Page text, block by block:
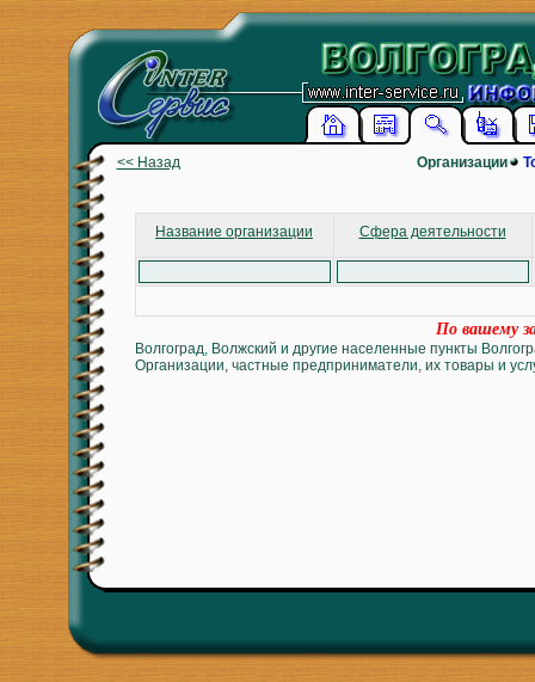
<< Назад Организации
Название организации Сфера деятельности
По вашему
Волгоград, Волжский и другие населенные пункты
Организации, частные предприниматели, их товары и